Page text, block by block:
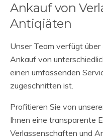
Ankauf von
Antiqiäten
Unser Team verfügt
Ankauf von
einen umfassenden
zugeschnitten ist.
Profitieren Sie von
Ihnen eine transparente
Verlassenschaften und